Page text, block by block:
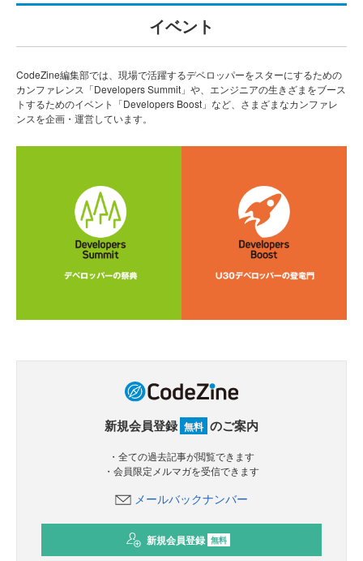
イベント
CodeZine編集部では、現場で活躍するデベロッパーをスターにするための
カンファレンス「Developers Summit」や、エンジニアの生きざまをブース
トするためのイベント「Developers Boost」など、さまざまなカンファレ
ンスを企画・運営しています。
新規会員登録 無料 のご案内
・全ての過去記事が閲覧できます
・会員限定メルマガを受信できます
メールバックナンバー
新規会員登録 無料